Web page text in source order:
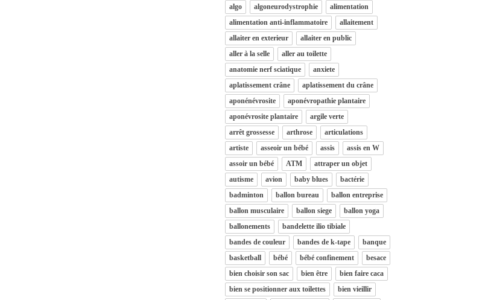
algo
algoneurodystrophie
alimentation
alimentation anti-inflammatoire
allaitement
allaiter en exterieur
allaiter en public
aller à la selle
aller au toilette
anatomie nerf sciatique
anxiete
aplatissement crâne
aplatissement du crâne
aponénévrosite
aponévropathie plantaire
aponévrosite plantaire
argile verte
arrêt grossesse
arthrose
articulations
artiste
asseoir un bébé assis
assis en W
assoir un bébé
ATM
attraper un objet
autisme
avion baby blues
bactérie
badminton
ballon bureau
ballon entreprise
ballon musculaire
ballon siege
ballon yoga
ballonements
bandelette ilio tibiale
bandes de couleur
bandes de k-tape
banque
basketball
bébé bébé confinement
besace
bien choisir son sac
bien être
bien faire caca
bien se positionner aux toilettes
bien vieillir